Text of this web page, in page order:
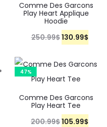
Comme Des Garcons
Play Heart Applique
Hoodie
250.99$130.99$
47%
Comme Des Garcons
Play Heart Tee
200.99$105.99$